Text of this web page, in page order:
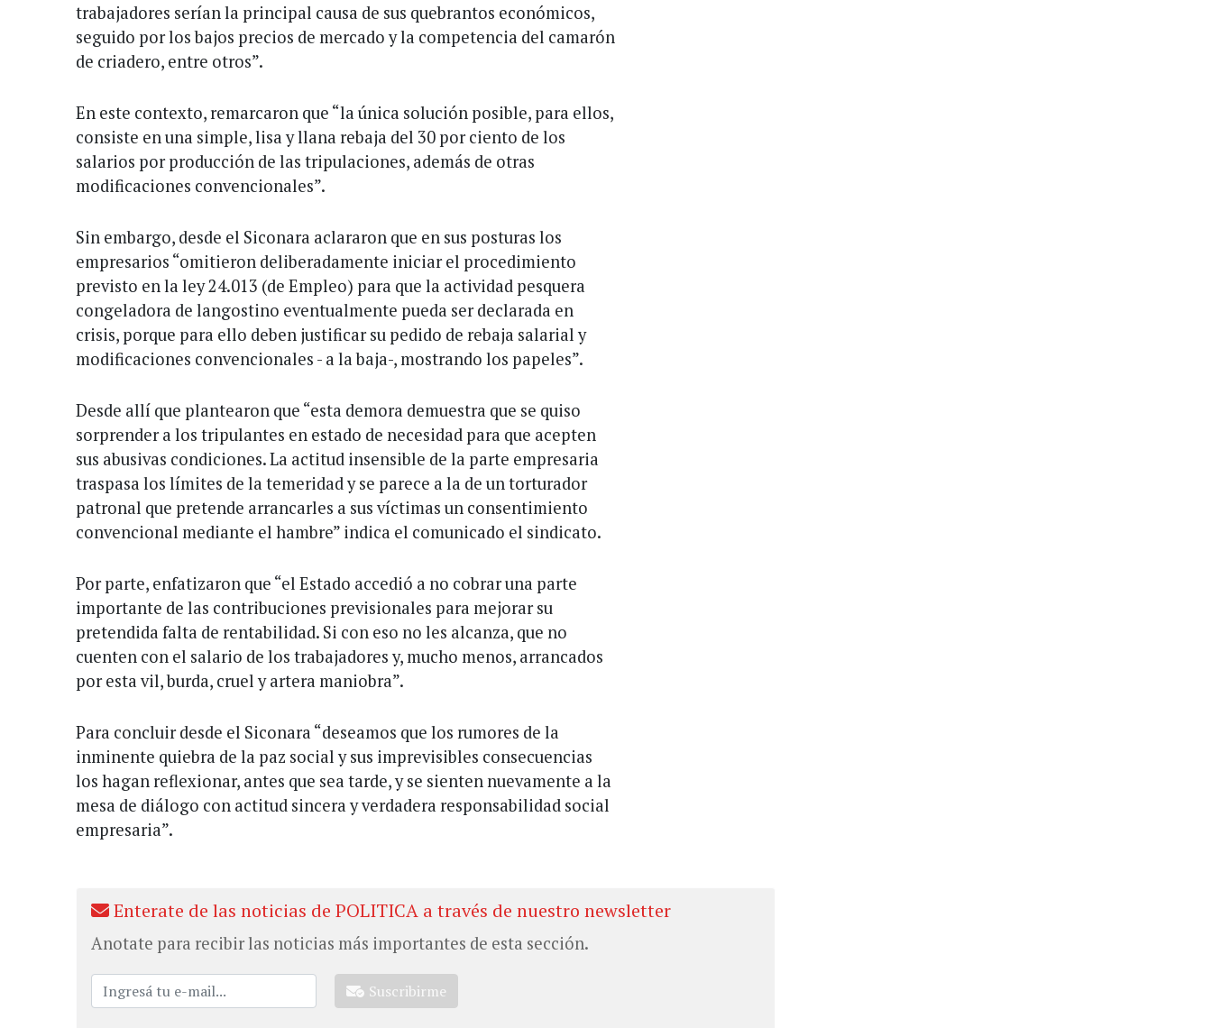
trabajadores serían la principal causa de sus quebrantos económicos,
seguido por los bajos precios de mercado y la competencia del camarón
de criadero, entre otros”.
En este contexto, remarcaron que “la única solución posible, para ellos,
consiste en una simple, lisa y llana rebaja del 30 por ciento de los
salarios por producción de las tripulaciones, además de otras
modificaciones convencionales”.
Sin embargo, desde el Siconara aclararon que en sus posturas los
empresarios “omitieron deliberadamente iniciar el procedimiento
previsto en la ley 24.013 (de Empleo) para que la actividad pesquera
congeladora de langostino eventualmente pueda ser declarada en
crisis, porque para ello deben justificar su pedido de rebaja salarial y
modificaciones convencionales - a la baja-, mostrando los papeles”.
Desde allí que plantearon que “esta demora demuestra que se quiso
sorprender a los tripulantes en estado de necesidad para que acepten
sus abusivas condiciones. La actitud insensible de la parte empresaria
traspasa los límites de la temeridad y se parece a la de un torturador
patronal que pretende arrancarles a sus víctimas un consentimiento
convencional mediante el hambre” indica el comunicado el sindicato.
Por parte, enfatizaron que “el Estado accedió a no cobrar una parte
importante de las contribuciones previsionales para mejorar su
pretendida falta de rentabilidad. Si con eso no les alcanza, que no
cuenten con el salario de los trabajadores y, mucho menos, arrancados
por esta vil, burda, cruel y artera maniobra”.
Para concluir desde el Siconara “deseamos que los rumores de la
inminente quiebra de la paz social y sus imprevisibles consecuencias
los hagan reflexionar, antes que sea tarde, y se sienten nuevamente a la
mesa de diálogo con actitud sincera y verdadera responsabilidad social
empresaria”.
Enterate de las noticias de POLITICA a través de nuestro newsletter
Anotate para recibir las noticias más importantes de esta sección.
Suscribirme